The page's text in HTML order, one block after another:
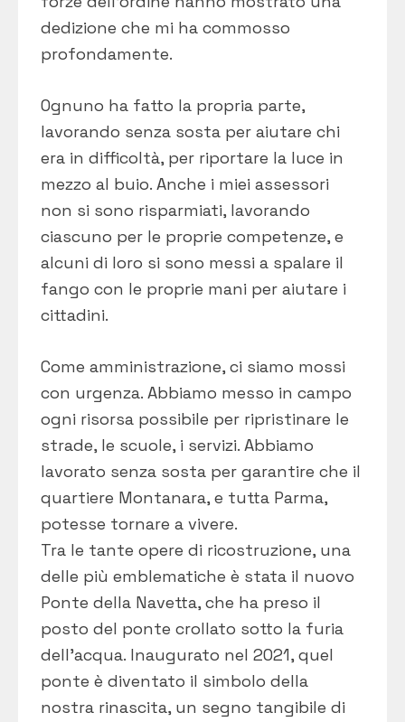
dedizione che mi ha commosso
profondamente.
Ognuno ha fatto la propria parte,
lavorando senza sosta per aiutare chi
era in difficoltà, per riportare la luce in
mezzo al buio. Anche i miei assessori
non si sono risparmiati, lavorando
ciascuno per le proprie competenze, e
alcuni di loro si sono messi a spalare il
fango con le proprie mani per aiutare i
cittadini.
Come amministrazione, ci siamo mossi
con urgenza. Abbiamo messo in campo
ogni risorsa possibile per ripristinare le
strade, le scuole, i servizi. Abbiamo
lavorato senza sosta per garantire che il
quartiere Montanara, e tutta Parma,
potesse tornare a vivere.
Tra le tante opere di ricostruzione, una
delle più emblematiche è stata il nuovo
Ponte della Navetta, che ha preso il
posto del ponte crollato sotto la furia
dell’acqua. Inaugurato nel 2021, quel
ponte è diventato il simbolo della
nostra rinascita, un segno tangibile di